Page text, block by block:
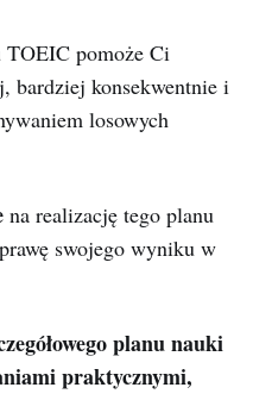
TOEIC pomoże Ci
bardziej konsekwentnie i
losowych
na realizację tego planu
swojego wyniku w
planu nauki
praktycznymi,